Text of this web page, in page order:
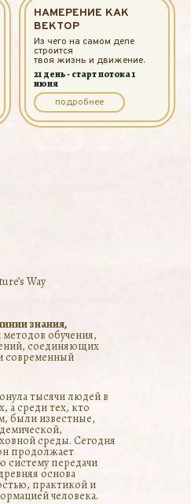
НАМЕРЕНИЕ КАК
ВЕКТОР
Из чего на самом деле
строится
твоя жизнь и движение.
21 день - старт потока 1
июня
подробнее
Way
знания,
обучения,
соединяющих
современный
тысячи людей в
а среди тех, кто
были известные,
среды. Сегодня
продолжает
систему передачи
основа
практикой и
человека.